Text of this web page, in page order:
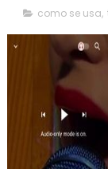
como se usa,